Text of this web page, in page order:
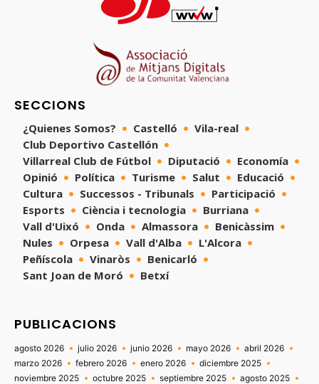
SECCIONS
¿Quienes Somos? Castelló
Vila-real
Club Deportivo Castellón
Villarreal Club de Fútbol
Diputació
Economía
Opinió
Política Turisme Salut
Educació
Cultura
Successos - Tribunals
Participació
Esports
Ciència i tecnologia
Burriana
Vall d'Uixó
Onda Almassora
Benicàssim
Nules
Orpesa Vall d'Alba
L'Alcora
Peñíscola
Vinaròs
Benicarló
Sant Joan de Moró
Betxí
PUBLICACIONS
agosto 2026 julio 2026 junio 2026 mayo 2026
abril 2026
marzo 2026
febrero 2026 enero 2026
diciembre 2025
noviembre 2025
octubre 2025 septiembre 2025
agosto 2025